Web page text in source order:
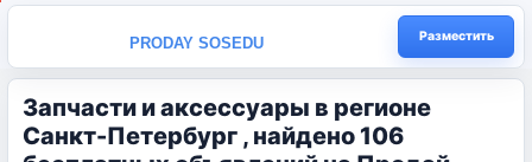
PRODAY SOSEDU Разместить
Запчасти и аксессуары в регионе
Санкт-Петербург , найдено 106